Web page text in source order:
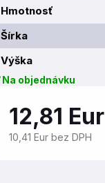
Hmotnosť
Šírka
Výška
Na objednávku
12,81 Eur
10,41 Eur bez DPH